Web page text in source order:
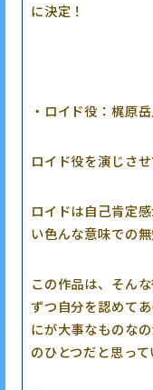
に決定！
・ロイド役：梶原
ロイド役を演じさ
ロイドは自己肯定
い色んな意味での無
この作品は、そん
ずつ自分を認めて
にが大事なものな
のひとつだと思って